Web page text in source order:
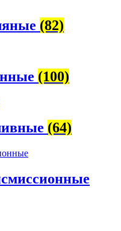
(82)
(100)
(64)